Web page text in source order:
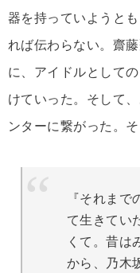
器を持っていようと
れば伝わらない。齋
に、アイドルとして
けていった。そして
ンターに繋がった。
『それま
て生きてい
くて。昔は
から、乃木